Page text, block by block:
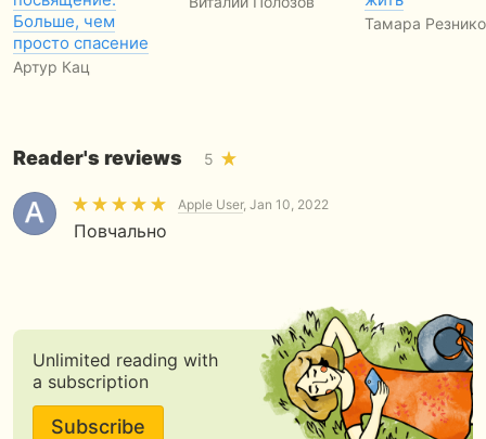
Больше, чем
просто спасение
Артур Кац
Тамара
Reader's reviews 5
Apple User, Jan 10, 2022
Повчально
Unlimited reading with
a subscription
Subscribe